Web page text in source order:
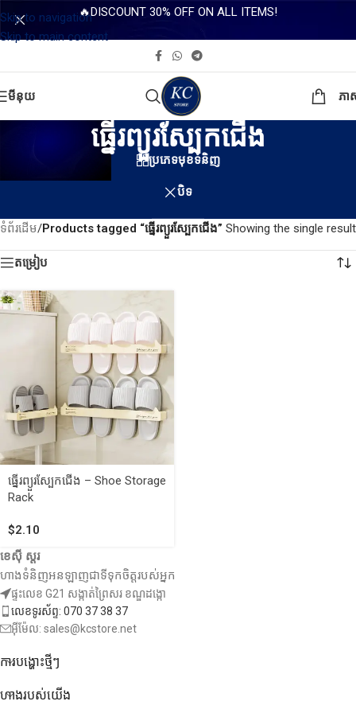
Skip to navigation
Skip to main content
🔥DISCOUNT 30% OFF ON ALL ITEMS!
មីនុយ ភា
ធ្នើរព្យួរស្បែកជើង
ប្រភេទមុខទំនិញ
បិទ
ទំព័រដើម/Products tagged “ធ្នើរព្យួរស្បែកជើង” Showing the single result
តម្រៀប
ធ្នើរព្យួរស្បែកជើង – Shoe Storage
Rack
$2.10
ខេស៊ី ស្តរ
ហាងទំនិញអនឡាញជាទីទុកចិត្តរបស់អ្នក
ផ្ទះលេខ G21 សង្កាត់ព្រៃសរ ខណ្ឌដង្កោ
លេខទូរស័ព្ទ: 070 37 38 37
អ៊ីម៉ែល: sales@kcstore.net
ការបង្ហោះថ្មីៗ
ហាងរបស់យើង